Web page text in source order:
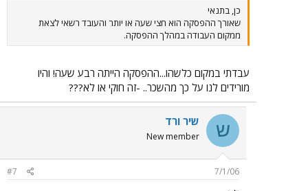
כן, בתנאי
שאורך ההפסקה הוא חצי שעה או יותר והעובד רשאי לצאת
ממקום העבודה במהלך ההפסקה.
עבדתי במקום כלשהו...ההפסקה הייתה רבע שעה! והיו
מורידים לנו על כך מהשכר.. -זה חוקי או לא???
ש שיר ורד
New member
7/1/06
#7